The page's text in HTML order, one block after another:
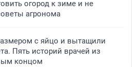
огород к зиме и не
агронома
с яйцо и вытащили
Пять историй врачей из
концом